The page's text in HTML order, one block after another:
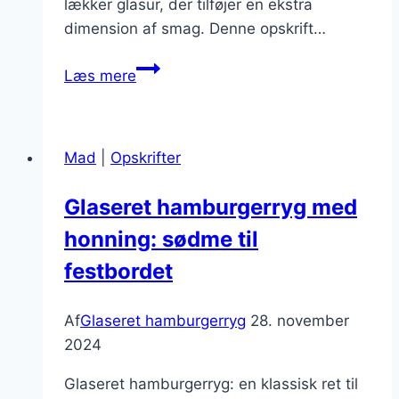
lækker glasur, der tilføjer en ekstra
dimension af smag. Denne opskrift…
Læs mereSød
opskrift
Mad Opskrifter
Glaseret hamburgerryg med
honning: sødme til
festbordet
AfGlaseret hamburgerryg 28. november
2024
Glaseret hamburgerryg: en klassisk ret til